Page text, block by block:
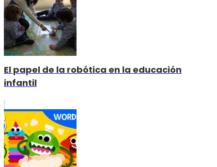
El papel de la robótica en la educación
infantil